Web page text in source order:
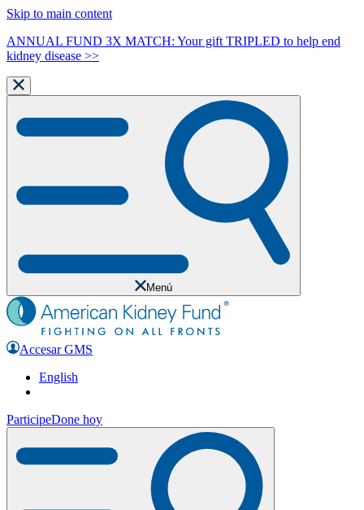
Skip to main content
ANNUAL FUND 3X MATCH: Your gift TRIPLED to help end
kidney disease >>
Menú
Accesar GMS
English
ParticipeDone hoy